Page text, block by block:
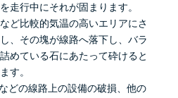
走行中にそれが固まります。
ど比較的気温の高いエリアにさ
、その塊が線路へ落下し、バラ
めている石にあたって砕けると
す。
どの線路上の設備の破損、他の